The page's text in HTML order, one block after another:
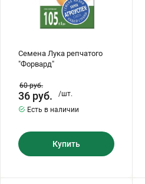
Семена Лука репчатого
"Форвард"
60руб.
36 руб.
/шт.
Есть в наличии
Купить